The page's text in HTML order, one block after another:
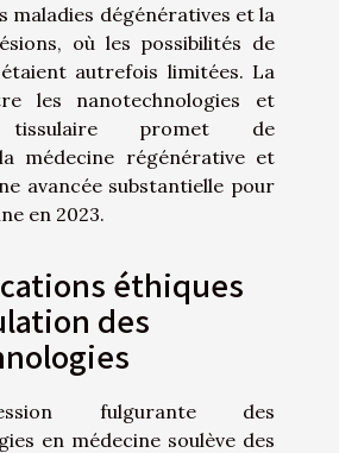
maladies dégénératives et la
où les possibilités de
autrefois limitées. La
les nanotechnologies et
tissulaire promet de
médecine régénérative et
avancée substantielle pour
en 2023.
éthiques
des
fulgurante des
en médecine soulève des